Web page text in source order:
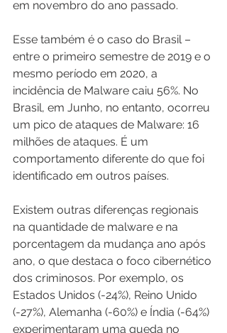
em novembro do ano passado.
Esse também é o caso do Brasil –
entre o primeiro semestre de 2019 e o
mesmo período em 2020, a
incidência de Malware caiu 56%. No
Brasil, em Junho, no entanto, ocorreu
um pico de ataques de Malware: 16
milhões de ataques. É um
comportamento diferente do que foi
identificado em outros países.
Existem outras diferenças regionais
na quantidade de malware e na
porcentagem da mudança ano após
ano, o que destaca o foco cibernético
dos criminosos. Por exemplo, os
Estados Unidos (-24%), Reino Unido
(-27%), Alemanha (-60%) e Índia (-64%)
experimentaram uma queda no